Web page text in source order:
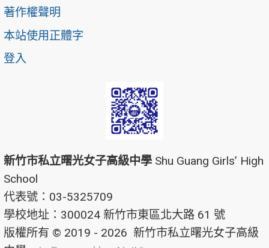
著作權聲明
本站使用正體字
登入
新竹市私立曙光女子高級中學 Shu Guang Girls’ High
School
代表號：03-5325709
學校地址：300024 新竹市東區北大路 61 號
版權所有 © 2019 - 2026 新竹市私立曙光女子高級